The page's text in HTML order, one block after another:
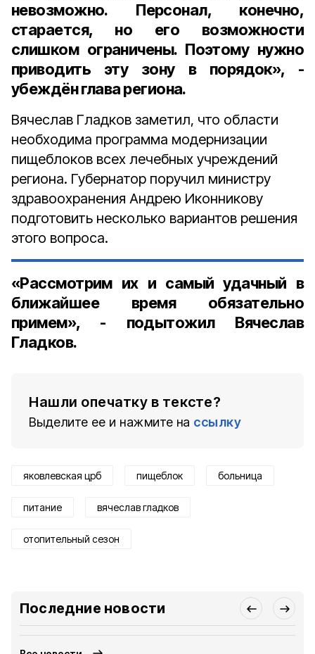
невозможно. Персонал, конечно,
старается, но его возможности
слишком ограничены. Поэтому нужно
приводить эту зону в порядок», -
убеждён глава региона.
Вячеслав Гладков заметил, что области
необходима программа модернизации
пищеблоков всех лечебных учреждений
региона. Губернатор поручил министру
здравоохранения Андрею Иконникову
подготовить несколько вариантов решения
этого вопроса.
«Рассмотрим их и самый удачный в
ближайшее время обязательно
примем», - подытожил Вячеслав
Гладков.
Нашли опечатку в тексте?
Выделите ее и нажмите на ссылку
яковлевская црб пищеблок больница
питание вячеслав гладков
отопительный сезон
Последние новости